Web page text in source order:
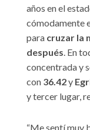
años en el
cómodamente
para cruzar la
después. En
concentrada y
con 36.42y
y tercer lugar,
“Me sentí muy